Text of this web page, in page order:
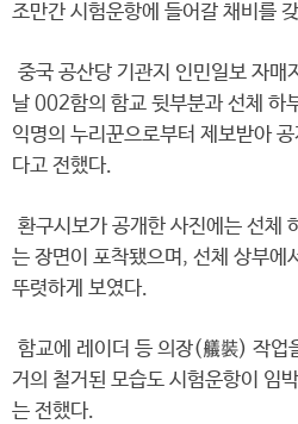
조만간 시험운항에 들어갈 채비를
중국 공산당 기관지 인민일보 자매
날 002함의 함교 뒷부분과 선체 하
익명의 누리꾼으로부터 제보받아
다고 전했다.
환구시보가 공개한 사진에는 선체
는 장면이 포착됐으며, 선체 상부에
뚜렷하게 보였다.
함교에 레이더 등 의장(艤裝) 작업
거의 철거된 모습도 시험운항이 임
는 전했다.